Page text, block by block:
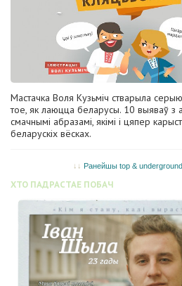
Мастачка Воля Кузьміч стварыла
тое, як лаюцца беларусы. 10 выяваў з
смачнымі абразамі, якімі і цяпер
беларускіх вёсках.
↓↓ Ранейшы top & underground
ХТО ПАДРАСТАЕ ПОБАЧ